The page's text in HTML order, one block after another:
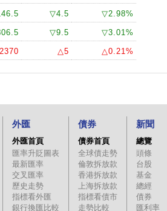
▽4.5 ▽2.98%
▽9.5 ▽3.01%
2370 △5 △0.21%
外匯
外匯首頁
匯率升貶圖表
最新匯率
交叉匯率
歷史走勢
指標看外匯
銀行換匯比較
債券
債券首頁
全球債走勢
倫敦拆放款
香港拆放款
上海拆放款
指標看債市
走勢比較
新聞
總覽
頭條
台股
基金
總經
債券
匯利率